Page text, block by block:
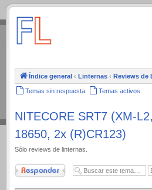
.
Índice general ‹ Linternas ‹ Reviews de
Temas sin respuesta Temas activos
NITECORE SRT7 (XM-
18650, 2x (R)CR123)
Sólo reviews de linternas.
Responder